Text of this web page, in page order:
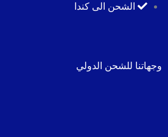
الشحن الى كندا
وجهاتنا للشحن الدولي